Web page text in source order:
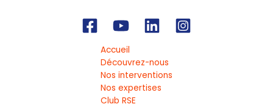
Accueil
Découvrez-nous
Nos interventions
Nos expertises
Club RSE